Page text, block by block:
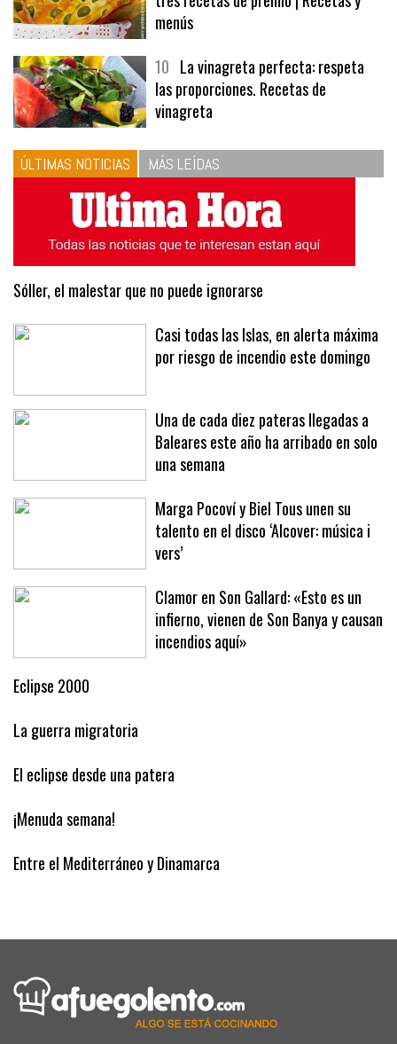
9Panecillos, gazpacho y bavarois,
tres recetas de premio | Recetas y
menús
10La vinagreta perfecta: respeta
las proporciones. Recetas de
vinagreta
ÚLTIMAS NOTICIAS MÁS LEÍDAS
Sóller, el malestar que no puede ignorarse
Casi todas las Islas, en alerta máxima
Una de cada diez pateras llegadas a
Baleares este año ha arribado en solo
una semana
Marga Pocoví y Biel Tous unen su
talento en el disco ‘Alcover: música i
vers’
Clamor en Son Gallard: «Esto es un
infierno, vienen de Son Banya y causan
Eclipse 2000
La guerra migratoria
El eclipse desde una patera
¡Menuda semana!